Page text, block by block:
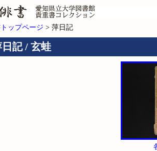
ップページ > 萍日記
記 / 玄蛙